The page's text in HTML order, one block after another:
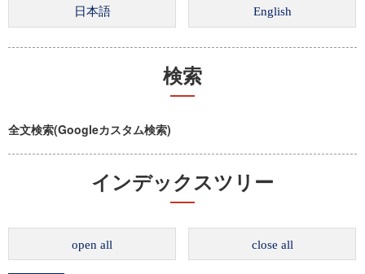
検索
全文検索(Googleカスタム検索)
インデックスツリー
open all close all